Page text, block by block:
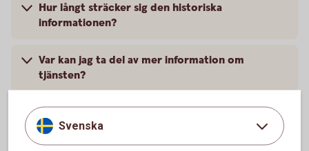
Hur långt sträcker sig den historiska
informationen?
Var kan jag ta del av mer information om
tjänsten?
Vart vänder jag mig vid frågor om
Likviditetsöversikten?
Svenska